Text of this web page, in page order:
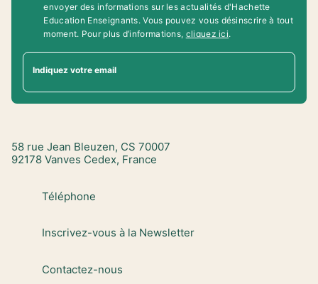
envoyer des informations sur les actualités d'Hachette
Education Enseignants. Vous pouvez vous désinscrire à tout
moment. Pour plus d’informations, cliquez ici.
Indiquez votre email
58 rue Jean Bleuzen, CS 70007
92178 Vanves Cedex, France
Téléphone
Inscrivez-vous à la Newsletter
Contactez-nous